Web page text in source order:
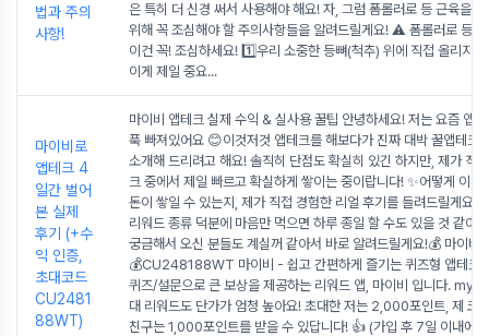
법과 주의
사항!
은 특히 더 신경 써서 사용해야 해요! 자, 그럼 폼롤러로 등 근육을
위해 꼭 조심해야 할 주의사항들을 알려드릴게요! ⚠️ 폼롤러로 등
이건 꼭! 조심하세요! 1️⃣우리 소중한 등뼈(척추) 위에 직접 올리지
이게 제일 중요...
마이비로
앱테크 4
일간 벌어
본 실제
후기 (+수
익 인증,
초대코드
CU2481
88WT)
마이비 앱테크 실제 수익 & 실사용 꿀팁 안녕하세요! 저는 요즘 앱
푹 빠져있어요 😊이것저것 앱테크를 해보다가 진짜 대박 꿀앱테크
소개해 드리려고 해요! 솔직히 단점도 확실히 있긴 하지만, 제가 직
크 중에서 제일 빠르고 확실하게 쌓이는 중이랍니다! ✨어떻게 이렇
돈이 쌓일 수 있는지, 제가 직접 경험한 리얼 후기를 들려드릴게요!
리워드 종류 덕분에 마음만 먹으면 하루 종일 할 수도 있을 것 같아
궁금해서 오신 분들도 계실꺼 같아서 바로 알려드릴게요!💰 마이비
💰CU248188WT 마이비 - 쉽고 간편하게 즐기는 퀴즈형 앱테크
퀴즈/설문으로 큰 보상을 제공하는 리워드 앱, 마이비 입니다.
대 리워드도 단가가 엄청 높아요! 초대한 저는 2,000포인트, 제 코
친구는 1,000포인트를 받을 수 있답니다! 👍 (가입 후 7일 이내에